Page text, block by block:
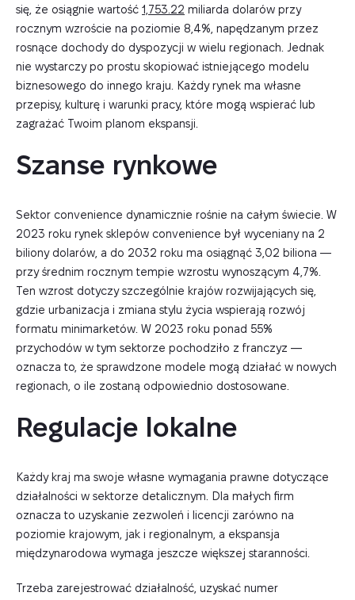
się, że osiągnie wartość 1,753.22 miliarda dolarów przy
rocznym wzroście na poziomie 8,4%, napędzanym przez
rosnące dochody do dyspozycji w wielu regionach. Jednak
nie wystarczy po prostu skopiować istniejącego modelu
biznesowego do innego kraju. Każdy rynek ma własne
przepisy, kulturę i warunki pracy, które mogą wspierać lub
zagrażać Twoim planom ekspansji.
Szanse rynkowe
Sektor convenience dynamicznie rośnie na całym świecie. W
2023 roku rynek sklepów convenience był wyceniany na 2
biliony dolarów, a do 2032 roku ma osiągnąć 3,02 biliona —
przy średnim rocznym tempie wzrostu wynoszącym 4,7%.
Ten wzrost dotyczy szczególnie krajów rozwijających się,
gdzie urbanizacja i zmiana stylu życia wspierają rozwój
formatu minimarketów. W 2023 roku ponad 55%
przychodów w tym sektorze pochodziło z franczyz —
oznacza to, że sprawdzone modele mogą działać w nowych
regionach, o ile zostaną odpowiednio dostosowane.
Regulacje lokalne
Każdy kraj ma swoje własne wymagania prawne dotyczące
działalności w sektorze detalicznym. Dla małych firm
oznacza to uzyskanie zezwoleń i licencji zarówno na
poziomie krajowym, jak i regionalnym, a ekspansja
międzynarodowa wymaga jeszcze większej staranności.
Trzeba zarejestrować działalność, uzyskać numer